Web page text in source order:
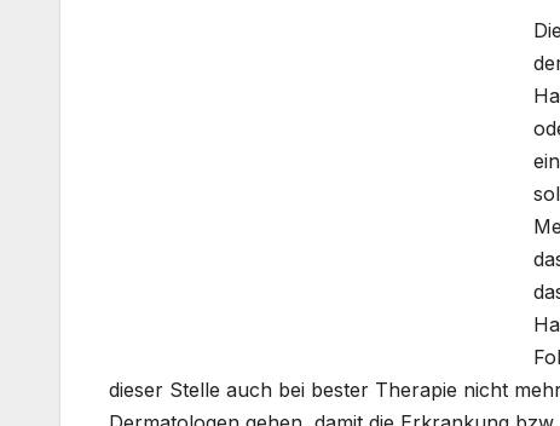
dieser Stelle auch bei bester Therapie nicht